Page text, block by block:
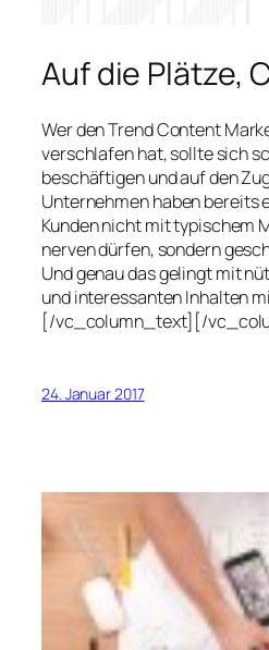
Auf die Plätze,
Wer den Trend Content
verschlafen hat, sollte sich
beschäftigen und auf den
Unternehmen haben bereits
Kunden nicht mit typischem
nerven dürfen, sondern
Und genau das gelingt mit
und interessanten Inhalten
[/vc_column_text][/
24. Januar 2017